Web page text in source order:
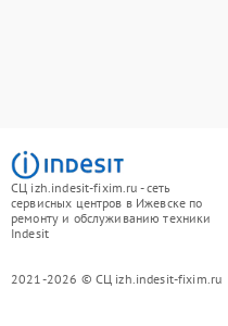
СЦ izh.indesit-fixim.ru - сеть
сервисных центров в Ижевске по
ремонту и обслуживанию техники
Indesit
2021-2026 © СЦ izh.indesit-fixim.ru